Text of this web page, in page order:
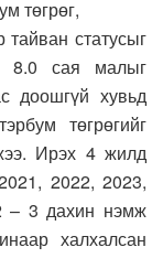
төгрөг,
статусыг
8.0 сая малыг
доошгүй хувьд
төгрөгийг
Ирэх 4 жилд
2022, 2023,
– 3 дахин нэмж
халхалсан